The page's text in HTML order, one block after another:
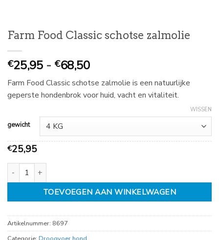
Farm Food Classic schotse zalmolie
€25,95 - €68,50Prijsklasse:
25,95
tot
Farm Food Classic schotse zalmolie is een natuurlijke
geperste hondenbrok voor huid, vacht en vitaliteit.
gewicht
WISSEN
€25,95
Farm Food Classic schotse zalmolie aantal
TOEVOEGEN AAN WINKELWAGEN
Artikelnummer: 8697